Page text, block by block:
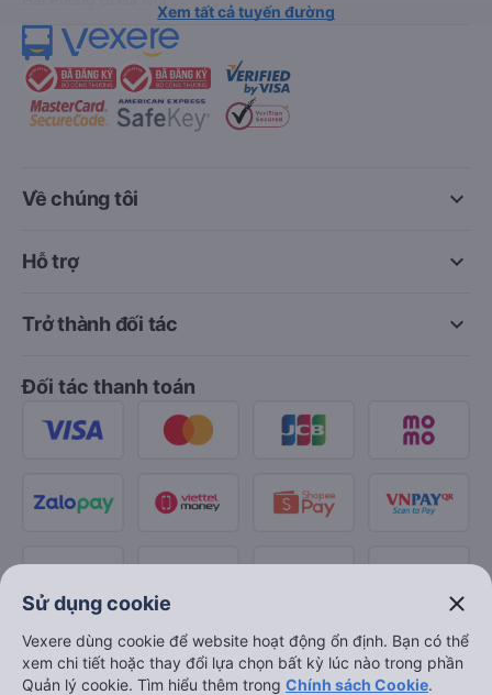
Xem tất cả tuyến đường
keyboard_arrow_down
Về chúng tôi
keyboard_arrow_down
Hỗ trợ
keyboard_arrow_down
Trở thành đối tác
Đối tác thanh toán
Sử dụng cookie close
Vexere dùng cookie để website hoạt động ổn định. Bạn có thể
xem chi tiết hoặc thay đổi lựa chọn bất kỳ lúc nào trong phần
Quản lý cookie. Tìm hiểu thêm trong Chính sách Cookie.